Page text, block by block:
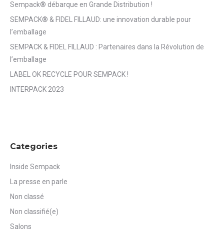
Sempack® débarque en Grande Distribution !
SEMPACK® & FIDEL FILLAUD: une innovation durable pour
l’emballage
SEMPACK & FIDEL FILLAUD : Partenaires dans la Révolution de
l’emballage
LABEL OK RECYCLE POUR SEMPACK !
INTERPACK 2023
Categories
Inside Sempack
La presse en parle
Non classé
Non classifié(e)
Salons